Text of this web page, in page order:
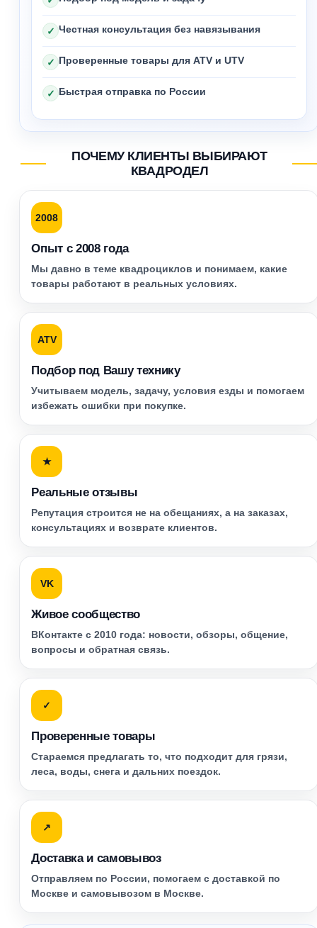
✓ Честная консультация без навязывания
✓ Проверенные товары для ATV и UTV
✓ Быстрая отправка по России
ПОЧЕМУ КЛИЕНТЫ ВЫБИРАЮТ
КВАДРОДЕЛ
2008
Опыт с 2008 года
Мы давно в теме квадроциклов и понимаем, какие
товары работают в реальных условиях.
ATV
Подбор под Вашу технику
Учитываем модель, задачу, условия езды и помогаем
избежать ошибки при покупке.
★
Реальные отзывы
Репутация строится не на обещаниях, а на заказах,
консультациях и возврате клиентов.
VK
Живое сообщество
ВКонтакте с 2010 года: новости, обзоры, общение,
вопросы и обратная связь.
✓
Проверенные товары
Стараемся предлагать то, что подходит для грязи,
леса, воды, снега и дальних поездок.
↗
Доставка и самовывоз
Отправляем по России, помогаем с доставкой по
Москве и самовывозом в Москве.